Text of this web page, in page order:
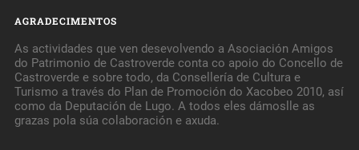
AGRADECIMENTOS
As actividades que ven desevolvendo a Asociación Amigos
do Patrimonio de Castroverde conta co apoio do Concello de
Castroverde e sobre todo, da Consellería de Cultura e
Turismo a través do Plan de Promoción do Xacobeo 2010, así
como da Deputación de Lugo. A todos eles dámoslle as
grazas pola súa colaboración e axuda.